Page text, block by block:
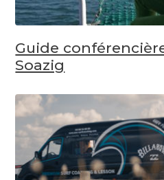
Guide
Soazig